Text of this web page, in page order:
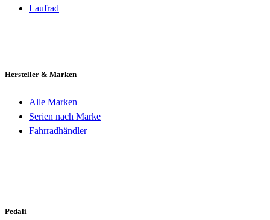
Laufrad
Hersteller & Marken
Alle Marken
Serien nach Marke
Fahrradhändler
Pedali